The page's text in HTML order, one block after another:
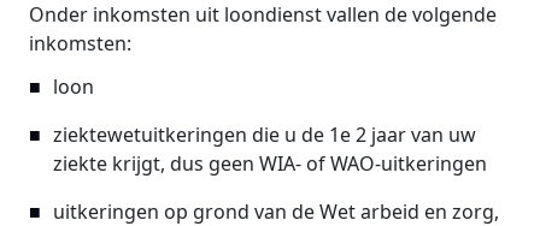
Onder inkomsten uit loondienst vallen de volgende
inkomsten:
loon
ziektewetuitkeringen die u de 1e 2 jaar van uw
ziekte krijgt, dus geen WIA- of WAO-uitkeringen
uitkeringen op grond van de Wet arbeid en zorg,